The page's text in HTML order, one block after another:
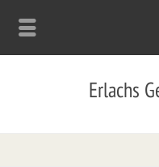
Erlachs